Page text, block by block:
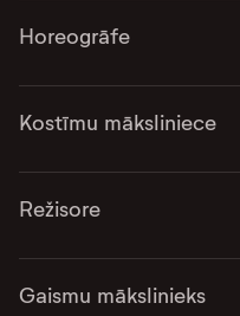
Horeogrāfe
Kostīmu māksliniece
Režisore
Gaismu mākslinieks